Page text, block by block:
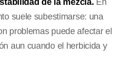
suele subestimarse: una
problemas puede afectar el
aun cuando el herbicida y